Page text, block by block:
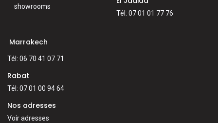
showrooms
Tél: 07 01 01 77 76
Marrakech
Tél: 06 70 41 07 71
Rabat
Tél: 07 01 00 94 64
Nos adresses
Voir adresses